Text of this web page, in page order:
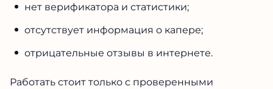
нет верификатора и статистики;
отсутствует информация о капере;
отрицательные отзывы в интернете.
Работать стоит только с проверенными